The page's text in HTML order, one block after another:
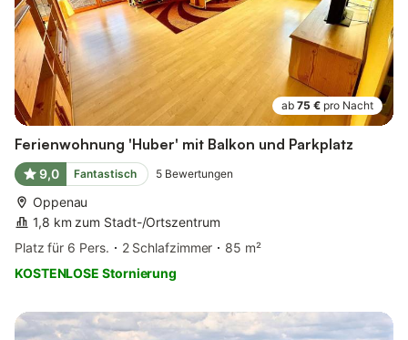
ab 75 € pro Nacht
Ferienwohnung 'Huber' mit Balkon und Parkplatz
9,0 Fantastisch 5 Bewertungen
Oppenau
1,8 km zum Stadt-/Ortszentrum
Platz für 6 Pers.
2 Schlafzimmer
85 m²
KOSTENLOSE Stornierung